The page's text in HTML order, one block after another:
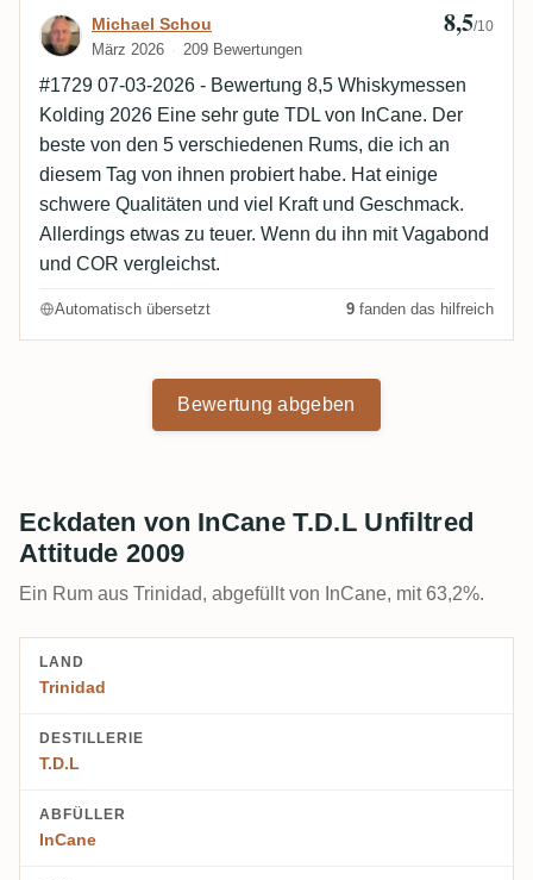
Bewertung von Michael Schou
Michael Schou
März 2026 209 Bewertungen
8,5/10
#1729 07-03-2026 - Bewertung 8,5 Whiskymessen
Kolding 2026 Eine sehr gute TDL von InCane. Der
beste von den 5 verschiedenen Rums, die ich an
diesem Tag von ihnen probiert habe. Hat einige
schwere Qualitäten und viel Kraft und Geschmack.
Allerdings etwas zu teuer. Wenn du ihn mit Vagabond
und COR vergleichst.
Automatisch übersetzt 9 fanden das hilfreich
Bewertung abgeben
Eckdaten von InCane T.D.L Unfiltred
Attitude 2009
Ein Rum aus Trinidad, abgefüllt von InCane, mit 63,2%.
LAND
Trinidad
DESTILLERIE
T.D.L
ABFÜLLER
InCane